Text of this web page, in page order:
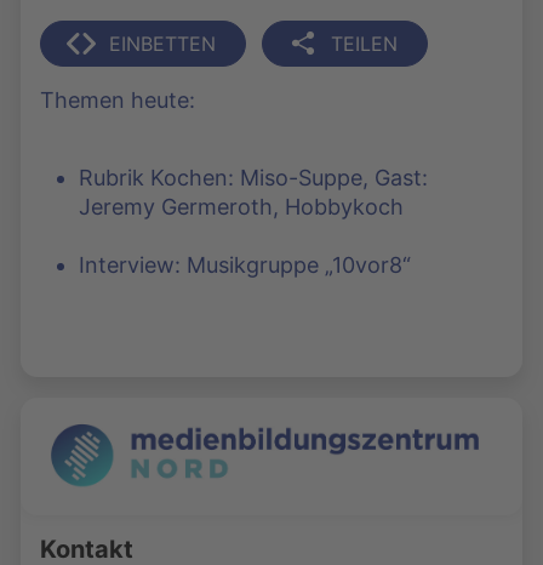
EINBETTEN TEILEN
Themen heute:
Rubrik Kochen: Miso-Suppe, Gast:
Jeremy Germeroth, Hobbykoch
Interview: Musikgruppe „10vor8“
Kontakt